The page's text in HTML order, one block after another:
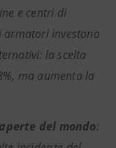
e centri di
armatori investono
la scelta
ma aumenta la
del mondo: